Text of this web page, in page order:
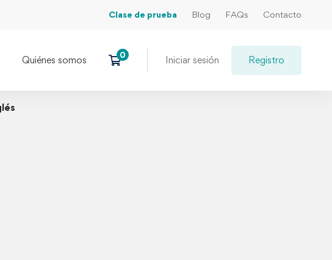
Clase de prueba Blog FAQs Contacto
Quiénes somos Iniciar sesión Registro